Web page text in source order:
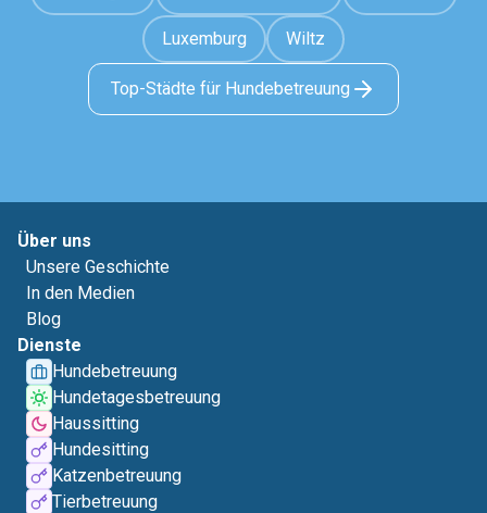
Luxemburg Wiltz
Top-Städte für Hundebetreuung
Über uns
Unsere Geschichte
In den Medien
Blog
Dienste
Hundebetreuung
Hundetagesbetreuung
Haussitting
Hundesitting
Katzenbetreuung
Tierbetreuung